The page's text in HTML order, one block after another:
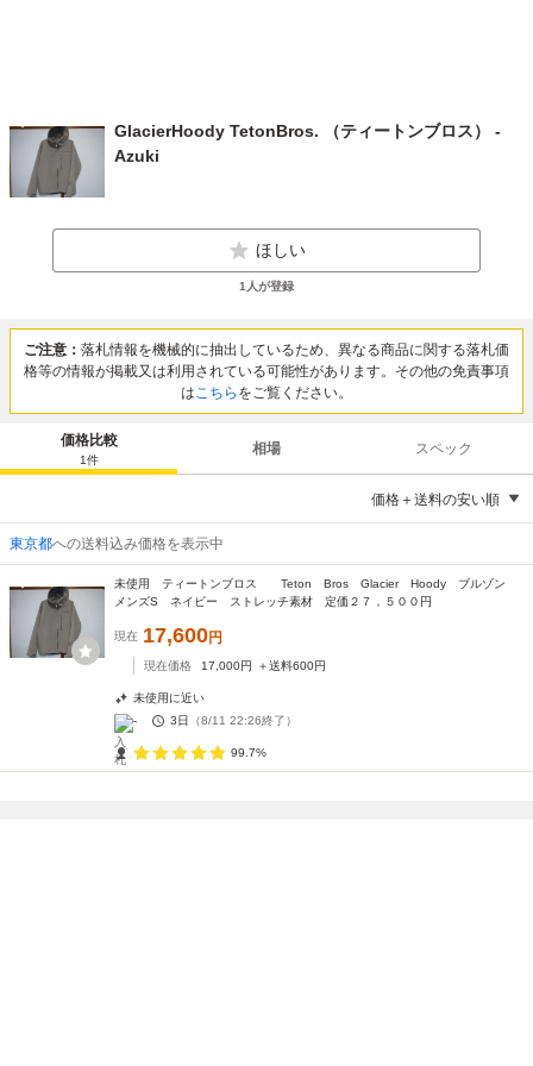
GlacierHoody TetonBros. （ティートンブロス） -
Azuki
ほしい
1 人が登録
ご注意： 落札情報を機械的に抽出しているため、異なる商品に関する落札価
格等の情報が掲載又は利用されている可能性があります。その他の免責事項
はこちら をご覧ください。
価格比較
1件
相場 スペック
価格＋送料の安い順
東京都への送料込み価格を表示中
未使用 ティートンブロス Teton Bros Glacier Hoody ブルゾン
メンズS ネイビー ストレッチ素材 定価２７，５００円
現在 17,600円
現在価格 17,000円 ＋送料600円
未使用に近い
-
3日 （8/11 22:26終了）
99.7%